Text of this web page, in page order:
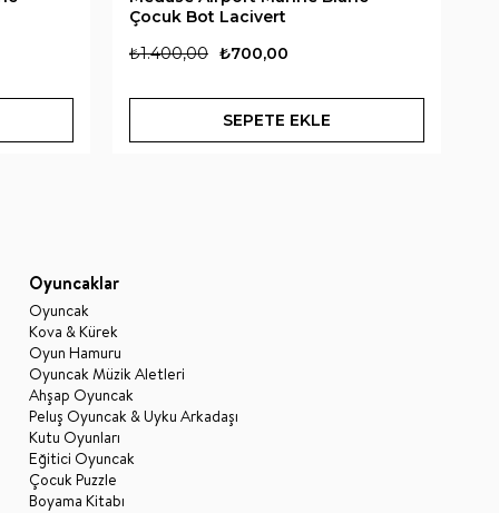
Çocuk Bot Lacivert
₺700,00
₺1.400,00
SEPETE EKLE
Oyuncaklar
Oyuncak
Kova & Kürek
Oyun Hamuru
Oyuncak Müzik Aletleri
Ahşap Oyuncak
Peluş Oyuncak & Uyku Arkadaşı
Kutu Oyunları
Eğitici Oyuncak
Çocuk Puzzle
Boyama Kitabı